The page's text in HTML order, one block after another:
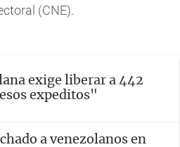
(CNE).
exige liberar a 442
expeditos"
a venezolanos en